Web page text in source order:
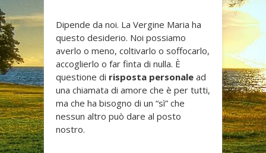
Dipende da noi. La Vergine Maria ha
questo desiderio. Noi possiamo
averlo o meno, coltivarlo o soffocarlo,
accoglierlo o far finta di nulla. È
questione di risposta personale ad
una chiamata di amore che è per tutti,
ma che ha bisogno di un “sì” che
nessun altro può dare al posto
nostro.